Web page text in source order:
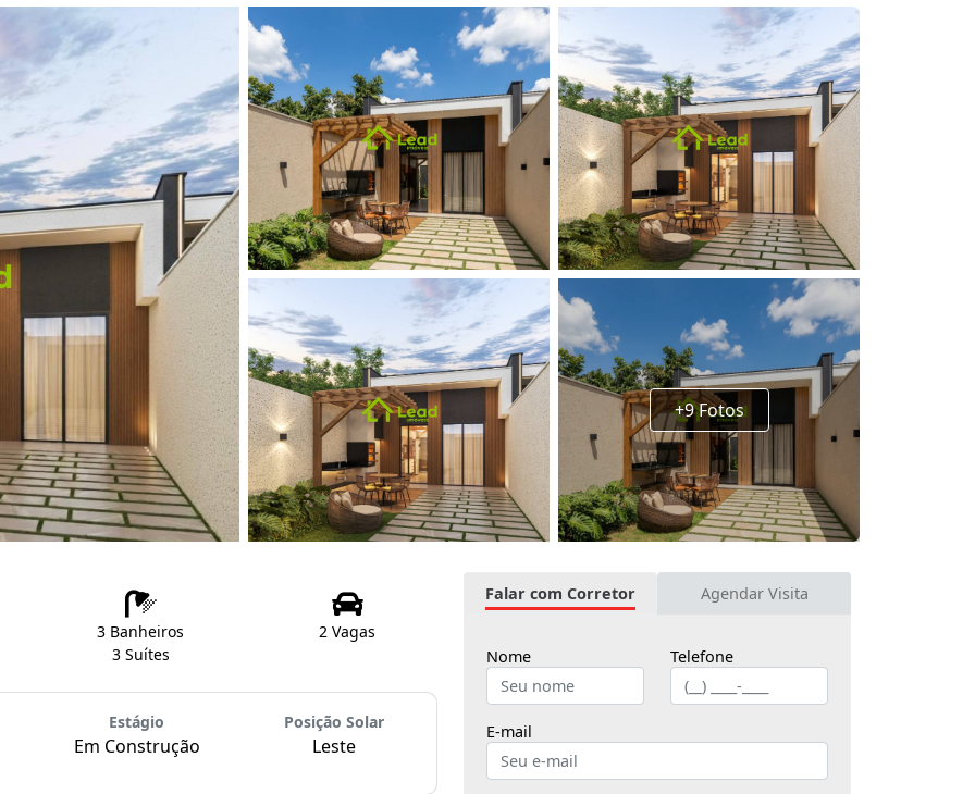
+9 Fotos
3 Banheiros
3 Suítes
2 Vagas
Estágio
Em Construção
Posição Solar
Leste
Falar com Corretor Agendar Visita
Nome Telefone
E-mail